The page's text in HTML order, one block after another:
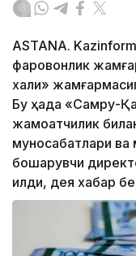
ASTANA.
фаровонлик
халқи»
Бу ҳақда «Самруқ-
жамоатчилик
муносабатлари ва
бошқарувчи
қилди, дея хабар